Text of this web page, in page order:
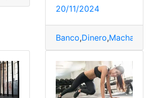
20/11/2024
Banco,Dinero,Machala